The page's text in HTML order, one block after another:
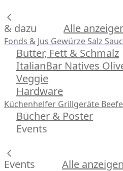
& dazu Alle
Fonds & Jus Gewürze Salz
Butter, Fett & Schmalz
ItalianBar Natives
Veggie
Hardware
Küchenhelfer Grillgeräte
Bücher & Poster
Events
Events Alle anzeigen